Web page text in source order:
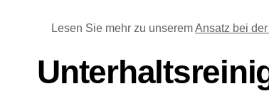
Lesen Sie mehr zu unseremAnsatz bei